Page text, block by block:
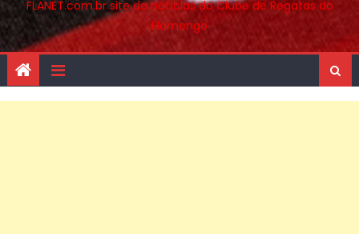
FLANET.com.br site de notícias do Clube de Regatas do
Flamengo